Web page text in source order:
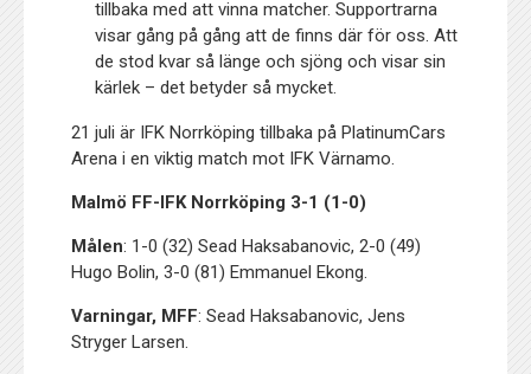
tillbaka med att vinna matcher. Supportrarna
visar gång på gång att de finns där för oss. Att
de stod kvar så länge och sjöng och visar sin
kärlek – det betyder så mycket.
21 juli är IFK Norrköping tillbaka på PlatinumCars
Arena i en viktig match mot IFK Värnamo.
Malmö FF-IFK Norrköping 3-1 (1-0)
Målen: 1-0 (32) Sead Haksabanovic, 2-0 (49)
Hugo Bolin, 3-0 (81) Emmanuel Ekong.
Varningar, MFF: Sead Haksabanovic, Jens
Stryger Larsen.